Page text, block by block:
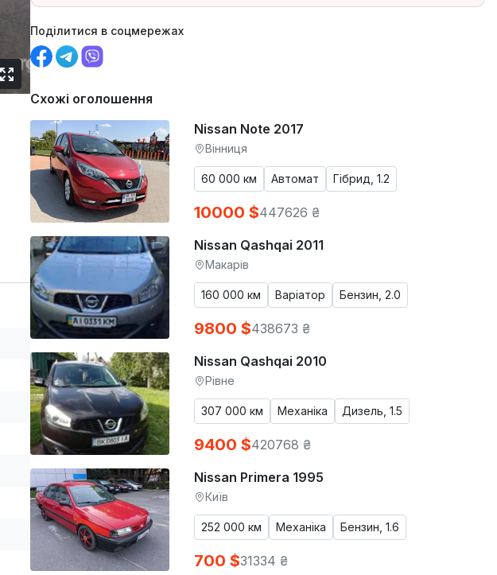
Поділитися в соцмережах
Схожі оголошення
Nissan Note 2017
Вінниця
60 000 км Автомат Гібрид, 1.2
10000 $447626 ₴
Nissan Qashqai 2011
Макарів
160 000 км Варіатор Бензин, 2.0
9800 $438673 ₴
Nissan Qashqai 2010
Рівне
307 000 км Механіка Дизель, 1.5
9400 $420768 ₴
Nissan Primera 1995
Київ
252 000 км Механіка Бензин, 1.6
700 $31334 ₴